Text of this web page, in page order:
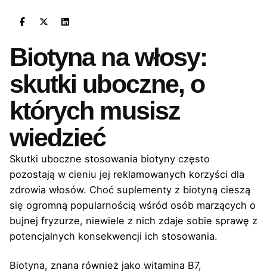
Biotyna na włosy:
skutki uboczne, o
których musisz
wiedzieć
Skutki uboczne stosowania biotyny często
pozostają w cieniu jej reklamowanych korzyści dla
zdrowia włosów. Choć suplementy z biotyną cieszą
się ogromną popularnością wśród osób marzących o
bujnej fryzurze, niewiele z nich zdaje sobie sprawę z
potencjalnych konsekwencji ich stosowania.
Biotyna, znana również jako witamina B7,